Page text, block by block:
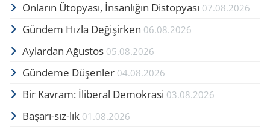
Onların Ütopyası, İnsanlığın Distopyası 07.08.2026
Gündem Hızla Değişirken 06.08.2026
Aylardan Ağustos 05.08.2026
Gündeme Düşenler 04.08.2026
Bir Kavram: İliberal Demokrasi 03.08.2026
Başarı-sız-lık 01.08.2026